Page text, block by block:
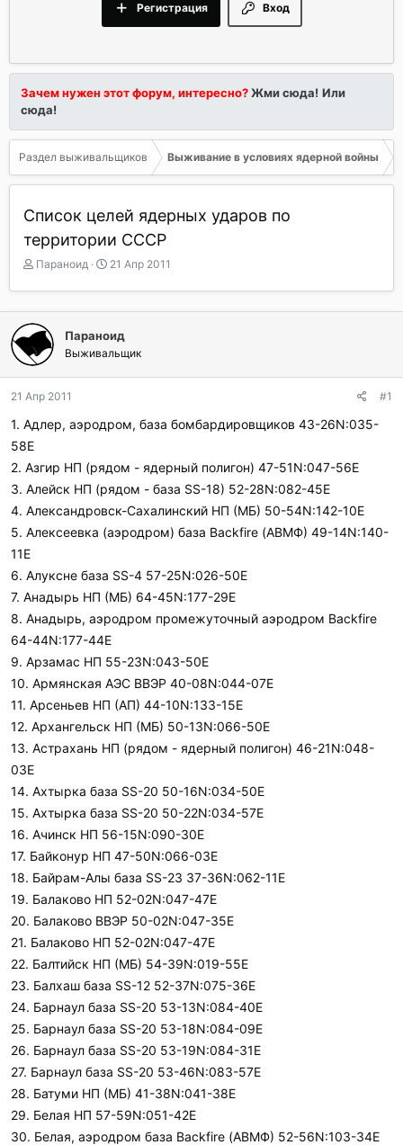
Вход
Регистрация
Зачем нужен этот форум, интересно?Жми сюда! Или
сюда!
Раздел выживальщиков Выживание в условиях ядерной войны
Список целей ядерных ударов по
территории СССР
А
т
о
р
е
м
ы
Параноид
Д
т
а
а
ч
а
21 Апр 2011
Параноид
Выживальщик
21 Апр 2011 #1
1. Адлер, аэродром, база бомбардировщиков 43-26N:035-
58E
2. Азгир НП (рядом - ядерный полигон) 47-51N:047-56E
3. Алейск НП (рядом - база SS-18) 52-28N:082-45E
4. Александровск-Сахалинский НП (МБ) 50-54N:142-10E
5. Алексеевка (аэродром) база Backfire (АВМФ) 49-14N:140-
11E
6. Алуксне база SS-4 57-25N:026-50E
7. Анадырь НП (МБ) 64-45N:177-29E
8. Анадырь, аэродром промежуточный аэродром Backfire
64-44N:177-44E
9. Арзамас НП 55-23N:043-50E
10. Армянская АЭС ВВЭР 40-08N:044-07E
11. Арсеньев НП (АП) 44-10N:133-15E
12. Архангельск НП (МБ) 50-13N:066-50E
13. Астрахань НП (рядом - ядерный полигон) 46-21N:048-
03E
14. Ахтырка база SS-20 50-16N:034-50E
15. Ахтырка база SS-20 50-22N:034-57E
16. Ачинск НП 56-15N:090-30E
17. Байконур НП 47-50N:066-03E
18. Байрам-Алы база SS-23 37-36N:062-11E
19. Балаково НП 52-02N:047-47E
20. Балаково ВВЭР 50-02N:047-35E
21. Балаково НП 52-02N:047-47E
22. Балтийск НП (МБ) 54-39N:019-55E
23. Балхаш база SS-12 52-37N:075-36E
24. Барнаул база SS-20 53-13N:084-40E
25. Барнаул база SS-20 53-18N:084-09E
26. Барнаул база SS-20 53-19N:084-31E
27. Барнаул база SS-20 53-46N:083-57E
28. Батуми НП (МБ) 41-38N:041-38E
29. Белая НП 57-59N:051-42E
30. Белая, аэродром база Backfire (АВМФ) 52-56N:103-34E